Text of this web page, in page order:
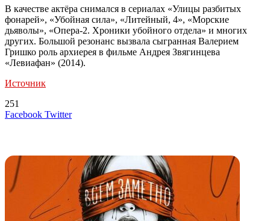
В качестве актёра снимался в сериалах «Улицы разбитых
фонарей», «Убойная сила», «Литейный, 4», «Морские
дьяволы», «Опера-2. Хроники убойного отдела» и многих
других. Большой резонанс вызвала сыгранная Валерием
Гришко роль архиерея в фильме Андрея Звягинцева
«Левиафан» (2014).
Источник
251
Facebook TwitterLinkedIn
Tumblr
Reddit
Вконтакте
Одноклассники
Skype
Messenger
Messenger
WhatsApp
Telegram
Viber
Line
Поделиться
Печатать